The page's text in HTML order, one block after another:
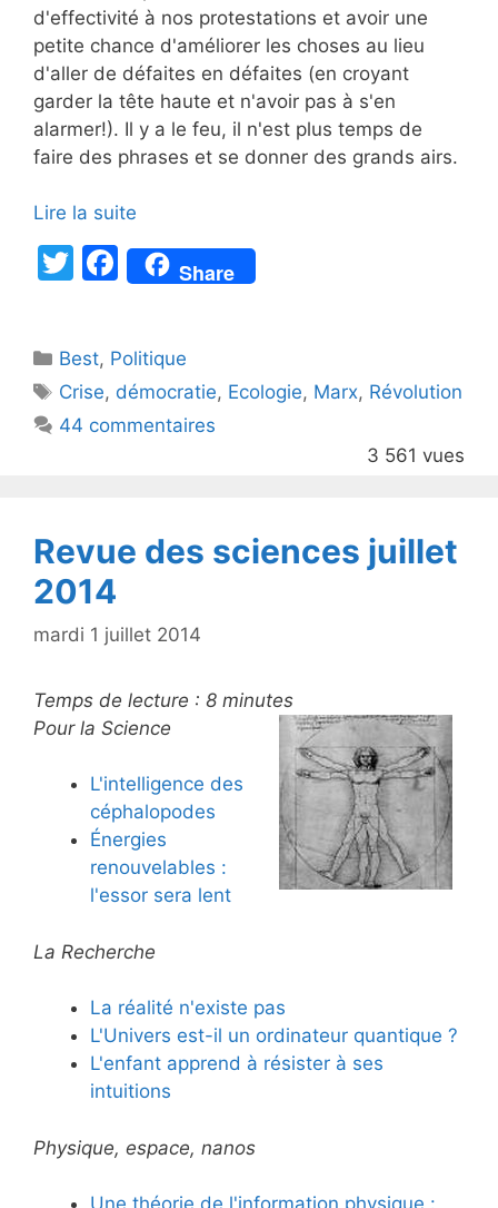
d'effectivité à nos protestations et avoir une
petite chance d'améliorer les choses au lieu
d'aller de défaites en défaites (en croyant
garder la tête haute et n'avoir pas à s'en
alarmer!). Il y a le feu, il n'est plus temps de
faire des phrases et se donner des grands airs.
Lire la suite
T
er
F
a
e
b
o
Share
Catégories
Best, Politique
Étiquettes
Crise, démocratie, Ecologie, Marx, Révolution
44 commentaires
3 561 vues
Revue des sciences juillet
2014
mardi 1 juillet 2014
Temps de lecture : 8 minutes
Pour la Science
L'intelligence des
céphalopodes
Énergies
renouvelables :
l'essor sera lent
La Recherche
La réalité n'existe pas
L'Univers est-il un ordinateur quantique ?
L'enfant apprend à résister à ses
intuitions
Physique, espace, nanos